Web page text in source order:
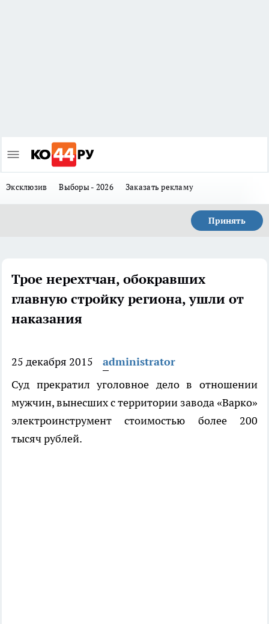
Эксклюзив Выборы - 2026 Заказать рекламу
Принять
Трое нерехтчан, обокравших
главную стройку региона, ушли от
наказания
25 декабря 2015
administrator
Суд прекратил уголовное дело в отношении
мужчин, вынесших с территории завода «Варко»
электроинструмент стоимостью более 200
тысяч рублей.